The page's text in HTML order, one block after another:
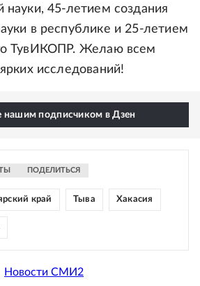
науки, 45-летием создания
в республике и 25-летием
ТувИКОПР. Желаю всем
исследований!
нашим подписчиком в Дзен
ПОДЕЛИТЬСЯ
край Тыва Хакасия
Новости СМИ2